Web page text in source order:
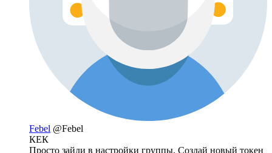
Febel @Febel
КЕК
Просто зайди в настройки группы. Создай новый токен